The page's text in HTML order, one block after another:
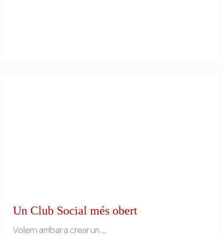
Un Club Social més obert
Volem arribar a crear un Club Social per a totes les persones, obert i inclusiu! La finalitat del projecte és la creació d’un servei de lleure i oci per als col·lectius de trastorn del desenvolupament intel·lectual i malaltia mental. I per això: Facilitem que les persones que hi participen gaudeixin de manera voluntària d’activitats […]